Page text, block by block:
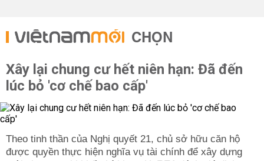
CHỌN
Xây lại chung cư hết niên hạn: Đã đến
lúc bỏ 'cơ chế bao cấp'
Theo tinh thần của Nghị quyết 21, chủ sở hữu căn hộ
được quyền thực hiện nghĩa vụ tài chính để xây dựng